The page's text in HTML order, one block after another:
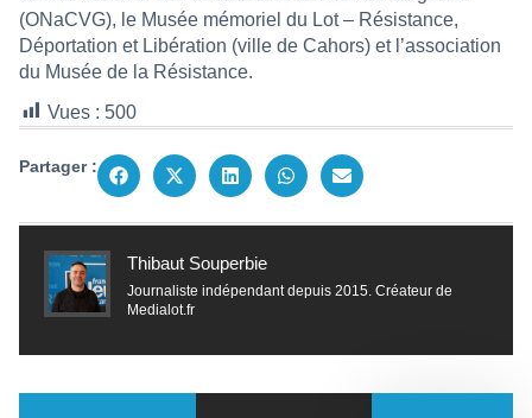
(ONaCVG), le Musée mémoriel du Lot – Résistance,
Déportation et Libération (ville de Cahors) et l’association
du Musée de la Résistance.
Vues : 500
Partager :
Thibaut Souperbie
Journaliste indépendant depuis 2015. Créateur de
Medialot.fr